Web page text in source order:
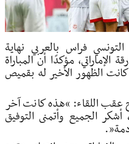
فراس بالعربي نهاية
الإماراتي، مؤكدًا أن المباراة
الظهور الأخير له بقميص
عقب اللقاء: “هذه كانت آخر
أشكر الجميع وأتمنى التوفيق